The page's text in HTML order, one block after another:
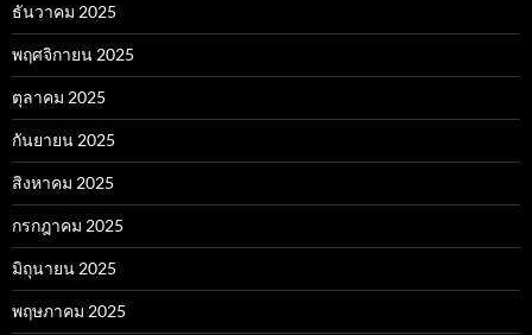
ธันวาคม 2025
พฤศจิกายน 2025
ตุลาคม 2025
กันยายน 2025
สิงหาคม 2025
กรกฎาคม 2025
มิถุนายน 2025
พฤษภาคม 2025